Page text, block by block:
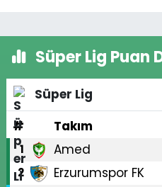
Süper Lig Puan
Süper Lig
#
Takım
1 Amed
2 Erzurumspor FK